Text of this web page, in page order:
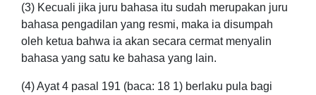
(3) Kecuali jika juru bahasa itu sudah merupakan juru
bahasa pengadilan yang resmi, maka ia disumpah
oleh ketua bahwa ia akan secara cermat menyalin
bahasa yang satu ke bahasa yang lain.
(4) Ayat 4 pasal 191 (baca: 18 1) berlaku pula bagi